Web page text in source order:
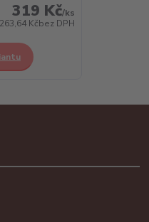
319 Kč/ks
263,64 Kčbez DPH